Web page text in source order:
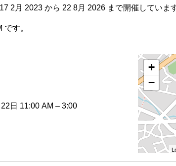
2月 2023 から 22 8月 2026 まで開催していま
です。
日 11:00 AM – 3:00
+
−